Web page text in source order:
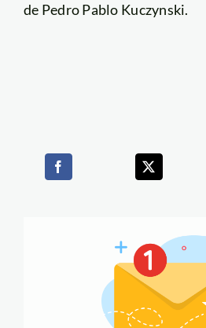
de Pedro Pablo Kuczynski.